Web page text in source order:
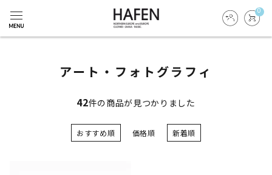
0
アート・フォトグラフィ
42件の商品が見つかりました
おすすめ順 価格順 新着順